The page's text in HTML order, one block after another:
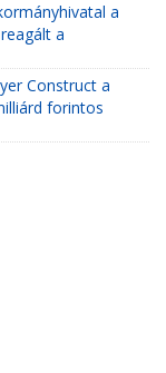
a
a
Construct a
forintos